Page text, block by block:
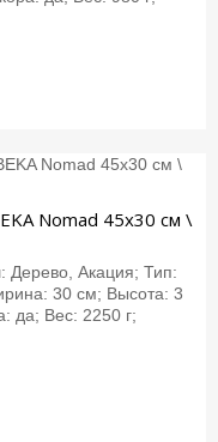
Nomad 45x30 см \
Дерево, Акация; Тип:
30 см; Высота: 3
да; Вес: 2250 г;